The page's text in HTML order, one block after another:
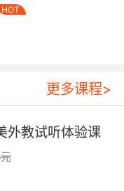
合孩子的对话短
英语水平和日常
从问候、自我介
字].” “How old
•对于7-12岁小
，如学校生活、
school today?”
“What’s your
•对于13-18
HOT
更多课程>
外教试听体验课